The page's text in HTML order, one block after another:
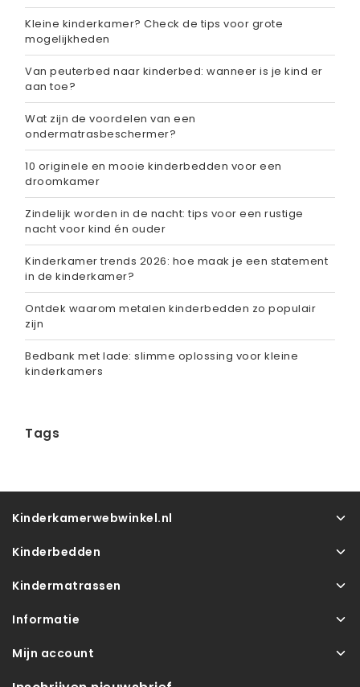
Kleine kinderkamer? Check de tips voor grote
mogelijkheden
Van peuterbed naar kinderbed: wanneer is je kind er
aan toe?
Wat zijn de voordelen van een
ondermatrasbeschermer?
10 originele en mooie kinderbedden voor een
droomkamer
Zindelijk worden in de nacht: tips voor een rustige
nacht voor kind én ouder
Kinderkamer trends 2026: hoe maak je een statement
in de kinderkamer?
Ontdek waarom metalen kinderbedden zo populair
zijn
Bedbank met lade: slimme oplossing voor kleine
kinderkamers
Tags
Kinderkamerwebwinkel.nl
Kinderbedden
Kindermatrassen
Informatie
Mijn account